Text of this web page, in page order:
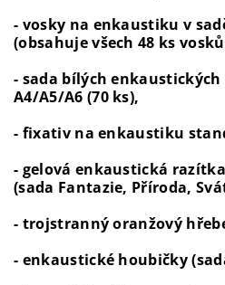
- vosky na enkaustiku v
(obsahuje všech 48 ks
- sada bílých
A4/A5/A6 (70 ks),
- fixativ na enkaustiku
- gelová enkaustická
(sada Fantazie, Příroda,
- trojstranný oranžový
- enkaustické houbičky